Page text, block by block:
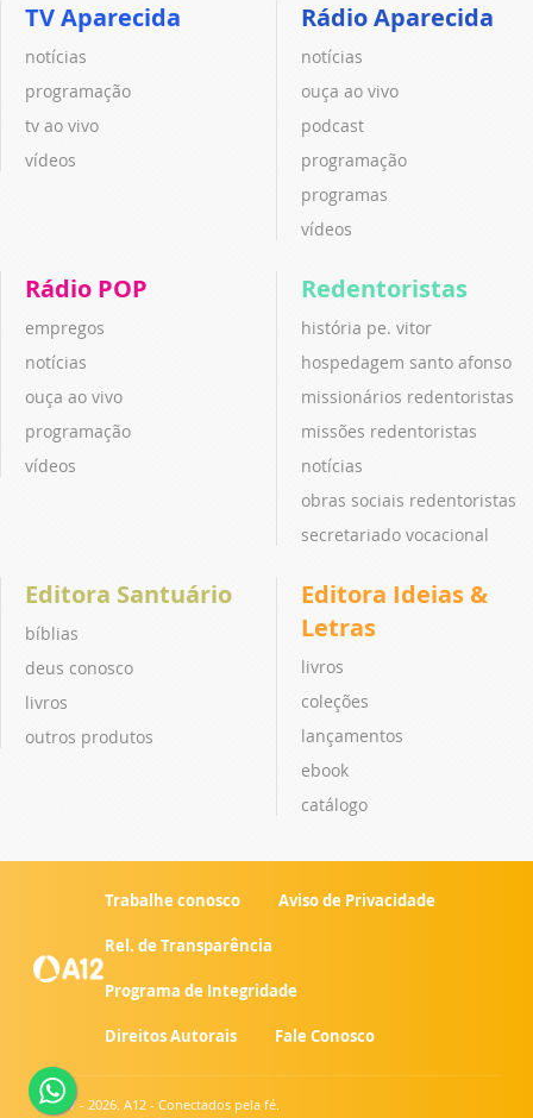
TV Aparecida
notícias
programação
tv ao vivo
vídeos
Rádio Aparecida
notícias
ouça ao vivo
podcast
programação
programas
vídeos
Rádio POP
empregos
notícias
ouça ao vivo
programação
vídeos
Redentoristas
história pe. vitor
hospedagem santo afonso
missionários redentoristas
missões redentoristas
notícias
obras sociais redentoristas
secretariado vocacional
Editora Santuário
bíblias
deus conosco
livros
outros produtos
Editora Ideias &
Letras
livros
coleções
lançamentos
ebook
catálogo
Trabalhe conosco Aviso de Privacidade
Rel. de Transparência
Programa de Integridade
Direitos Autorais Fale Conosco
© 2007 - 2026. A12 - Conectados pela fé.